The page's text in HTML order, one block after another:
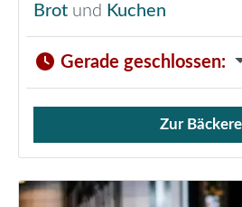
Brot und Kuchen
Gerade geschlossen:
Verkauf von Brötchen,
Zur